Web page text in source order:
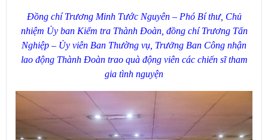
Đồng chí Trương Minh Tước Nguyên – Phó Bí thư, Chủ
nhiệm Ủy ban Kiểm tra Thành Đoàn, đồng chí Trương Tấn
Nghiệp – Ủy viên Ban Thường vụ, Trưởng Ban Công nhận
lao động Thành Đoàn trao quà động viên các chiến sĩ tham
gia tình nguyện